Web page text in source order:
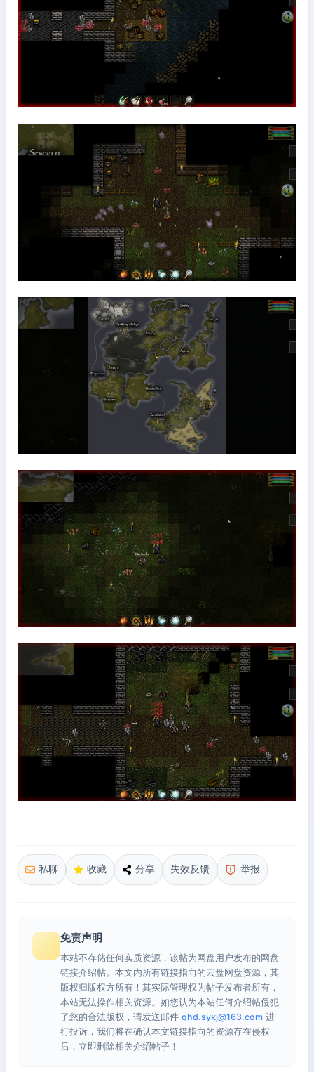
私聊 收藏 分享 失效反馈 举报
免责声明
本站不存储任何实质资源，该帖为网盘用户发布的网盘
链接介绍帖。本文内所有链接指向的云盘网盘资源，其
版权归版权方所有！其实际管理权为帖子发布者所有，
本站无法操作相关资源。如您认为本站任何介绍帖侵犯
了您的合法版权，请发送邮件 qhd.sykj@163.com 进
行投诉，我们将在确认本文链接指向的资源存在侵权
后，立即删除相关介绍帖子！